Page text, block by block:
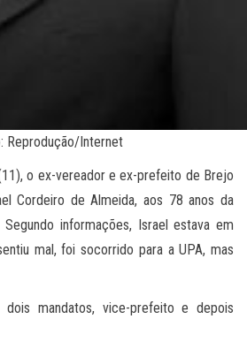
Reprodução/Internet
o ex-vereador e ex-prefeito de Brejo
Cordeiro de Almeida, aos 78 anos da
informações, Israel estava em
mal, foi socorrido para a UPA, mas
mandatos, vice-prefeito e depois